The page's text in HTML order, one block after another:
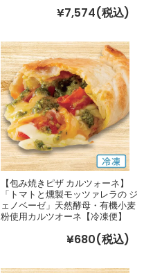
¥7,574(税込)
【包み焼きピザ カルツォーネ】
「トマトと燻製モッツァレラの ジ
ェノベーゼ」天然酵母・有機小麦
粉使用カルツオーネ【冷凍便】
¥680(税込)